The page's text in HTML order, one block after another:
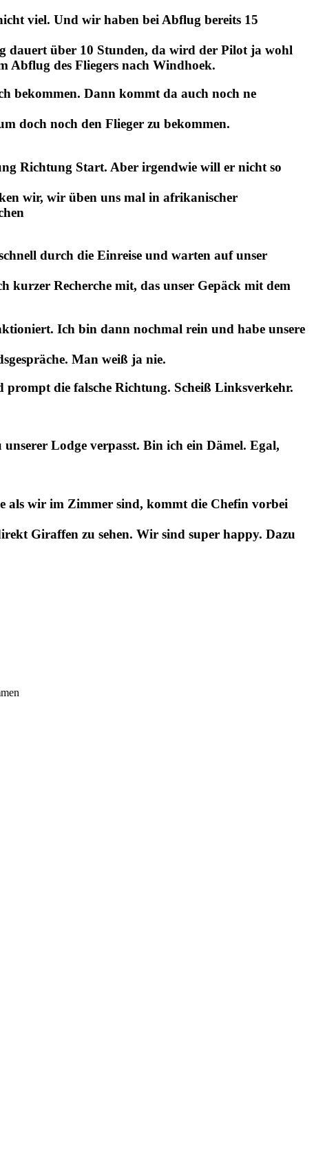
viel. Und wir haben bei Abflug bereits 15
dauert über 10 Stunden, da wird der Pilot ja wohl
Abflug des Fliegers nach Windhoek.
bekommen. Dann kommt da auch noch ne
doch noch den Flieger zu bekommen.
Richtung Start. Aber irgendwie will er nicht so
wir, wir üben uns mal in afrikanischer
durch die Einreise und warten auf unser
kurzer Recherche mit, das unser Gepäck mit dem
Ich bin dann nochmal rein und habe unsere
Man weiß ja nie.
prompt die falsche Richtung. Scheiß Linksverkehr.
Lodge verpasst. Bin ich ein Dämel. Egal,
als wir im Zimmer sind, kommt die Chefin vorbei
Giraffen zu sehen. Wir sind super happy. Dazu